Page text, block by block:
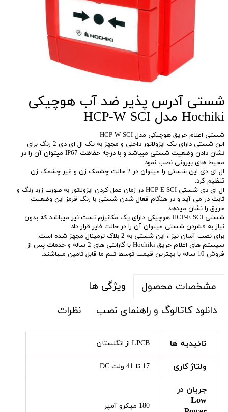
شستی آدرس پذیر ضد آب هوچیکی
Hochiki مدل HCP-W SCI
شستی اعلام حریق هوچیکی مدل HCP-W SCI
این شستی دارای یک ایزولاتور داخلی و مجهز به یک ال ای دی 2 رنگ برای
نشان دادن وضعیت شستی میباشد و با درجه حفاظت IP67 میتوان آن را در
محیط های بیرونی نصب نمود.
ال ای دی این شستی را میتوان در 2 حالت چشمک زن و غیر چشمک زن
تنظیم کرد.
ال ای دی شستی HCP-E SCI در زمان عمل کردن ایزولاتور به صورت زرد رنگ و
ثابت در می آید و در هنگام فعال شدن شستی با رنگ قرمز این وضعیت
حریق را نشان میدهد.
شستی HCP-E SCI هوچیکی دارای یک مکانیزم تست نیز میباشد که بدون
نیاز به فشردن شستی میتوان آن را در حالت فایر قرار داد.
برای نصب آسان نیز ، این شستی به 2 بلاک ترمینال مجهز شده است.
سیستم های اعلام حریق Hochiki با گارانتی های 2 ساله و خدمات پس از
فروش 10 ساله با بهترین قیمت توسط تیم ما قابل تامین میباشند.
مشخصات محصول
ویژگی ها
دانلود کاتالوگ و راهنمای نصب
نظرات
تائیدیه ها LPCB از انگلستان
ولتاژ کاری 17 تا 41 ولت DC
جریان در
Low
180 میکرو آمپر